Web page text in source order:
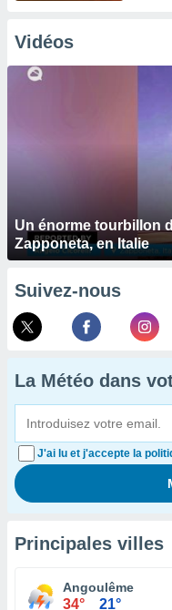
Vidéos
Un énorme tourbillon
Zapponeta, en Italie
Suivez-nous
La Météo dans
J'ai lu et j'accepte la
Principales villes
Angoulême
34° 21°